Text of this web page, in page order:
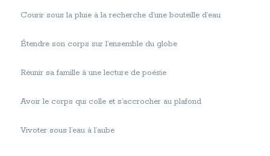
Courir sous la pluie à la recherche d’une bouteille d’eau
Étendre son corps sur l’ensemble du globe
Réunir sa famille à une lecture de poésie
Avoir le corps qui colle et s’accrocher au plafond
Vivoter sous l’eau à l’aube